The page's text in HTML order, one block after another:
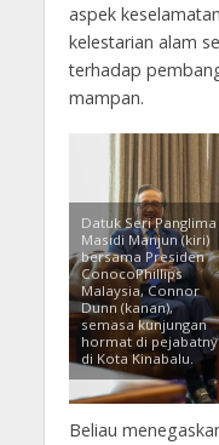
aspek
kelestarian alam
terhadap
mampan.
Datuk Seri Panglima
Masidi Manjun (kiri)
bersama Presiden
ConocoPhillips
Malaysia, Connor
Dunn (kanan),
semasa kunjungan
hormat di
di Kota Kinabalu.
Beliau